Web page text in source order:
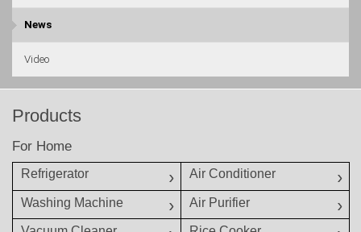
News
Video
Products
For Home
Refrigerator Air Conditioner
Washing Machine Air Purifier